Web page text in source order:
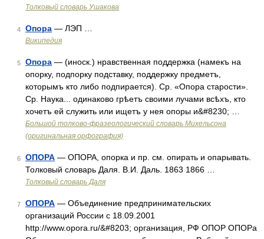
Толковый словарь Ушакова
4 Опора — ЛЭП …
Википедия
5 Опора — (иноск.) нравственная поддержка (намекъ на
опорку, подпорку подставку, поддержку предметъ,
которымъ кто либо подпирается). Ср. «Опора старости».
Ср. Наука... одинаково грѣетъ своими лучами всѣхъ, кто
хочетъ ей служить или ищетъ у нея опоры и&#8230; …
Большой толково-фразеологический словарь Михельсона
(оригинальная орфография)
6 ОПОРА — ОПОРА, опорка и пр. см. опирать и опарывать.
Толковый словарь Даля. В.И. Даль. 1863 1866 …
Толковый словарь Даля
7 ОПОРА — Объединение предпринимательских
организаций России с 18.09.2001
http://www.opora.ru/&#8203; организация, РФ ОПОР ОПОРа